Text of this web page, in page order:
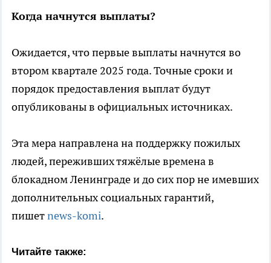
Когда начнутся выплаты?
Ожидается, что первые выплаты начнутся во
втором квартале 2025 года. Точные сроки и
порядок предоставления выплат будут
опубликованы в официальных источниках.
Эта мера направлена на поддержку пожилых
людей, переживших тяжёлые времена в
блокадном Ленинграде и до сих пор не имевших
дополнительных социальных гарантий,
пишетnews-komi.
Читайте также: